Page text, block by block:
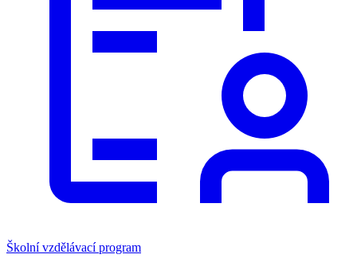
Školní vzdělávací program